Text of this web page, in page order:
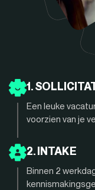
1.
Een leuke
voorzien van je
2. INTAKE
Binnen 2